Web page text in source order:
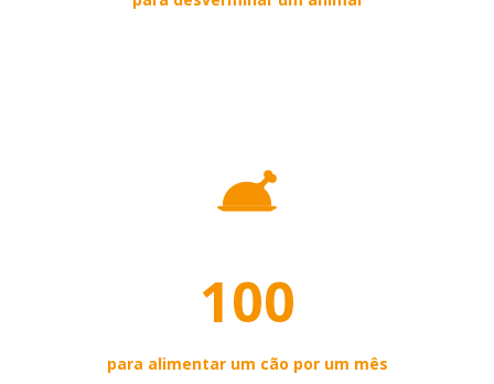
100
para alimentar um cão por um mês